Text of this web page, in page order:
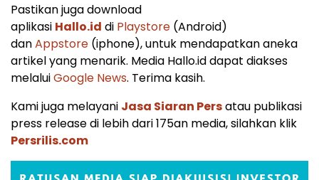
Pastikan juga download
aplikasi Hallo.id di Playstore (Android)
danAppstore (iphone), untuk mendapatkan aneka
artikel yang menarik. Media Hallo.id dapat diakses
melaluiGoogle News. Terima kasih.
Kami juga melayani Jasa Siaran Persatau publikasi
press release di lebih dari 175an media, silahkan klik
Persrilis.com